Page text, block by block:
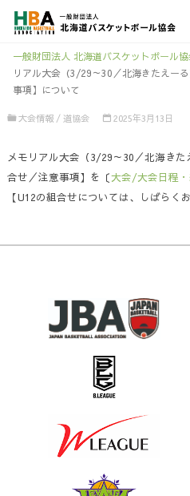
一般財団法人 北海道バスケットボール
リアル大会（3/29～30／北海きたえー
事項】について
大会情報 / 道協会 2025年3月13日
メモリアル大会（3/29～30／北海き
合せ／注意事項】を〔大会/大会日程
【U12の組合せについては、しばらく